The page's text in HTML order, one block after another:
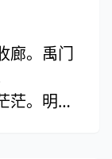
廊。禹门
茫。明年